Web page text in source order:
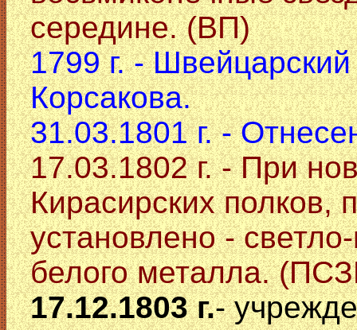
середине. (ВП)
1799 г. -
Корсакова.
31.03.1801 г. -
17.03.1802 г. - При
Кирасирских полков,
установлено -
белого металла.
17.12.1803 г.-